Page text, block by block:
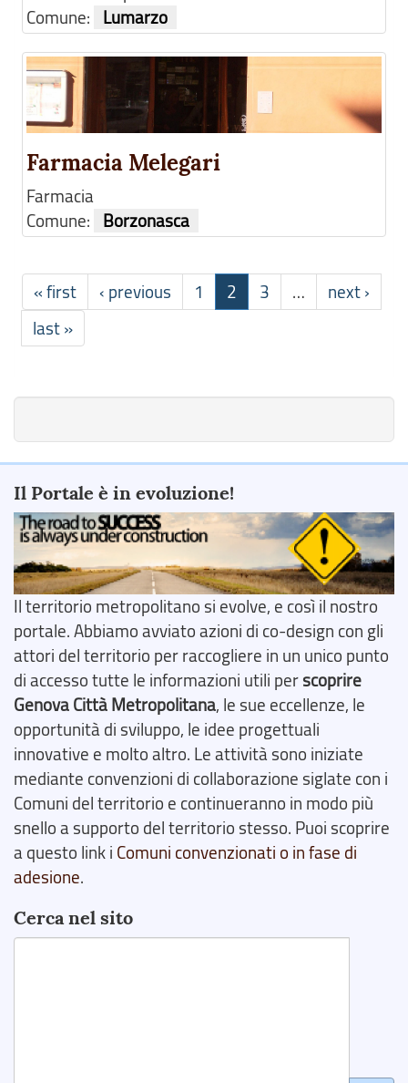
Comune:
Lumarzo
Farmacia Melegari
Farmacia
Comune:
Borzonasca
« first ‹ previous 1 2 3 …
next ›
last »
Il Portale è in evoluzione!
Il territorio metropolitano si evolve, e così il nostro
portale. Abbiamo avviato azioni di co-design con gli
attori del territorio per raccogliere in un unico punto
di accesso tutte le informazioni utili perscoprire
Genova Città Metropolitana, le sue eccellenze, le
opportunità di sviluppo, le idee progettuali
innovative e molto altro. Le attività sono iniziate
mediante convenzioni di collaborazione siglate con i
Comuni del territorio e continueranno in modo più
snello a supporto del territorio stesso. Puoi scoprire
a questo link i Comuni convenzionati o in fase di
adesione.
Cerca nel sito